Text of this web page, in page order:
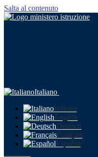
Salta al contenuto
Italiano
Italiano
English
Deutsch
Français
Español